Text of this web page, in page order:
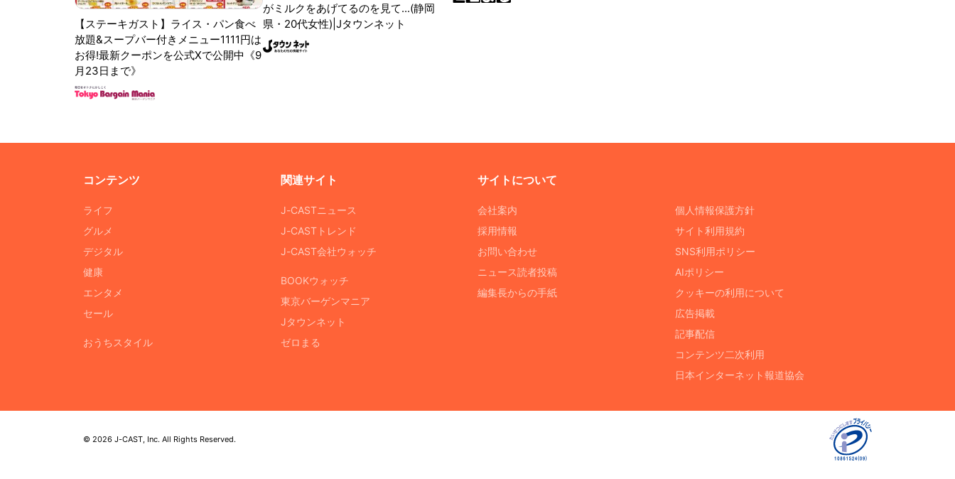
【ステーキガスト】ライス・パン食べ
放題&スープバー付きメニュー1111円は
お得!最新クーポンを公式Xで公開中《9
月23日まで》
がミルクをあげてるのを見て...(静岡
県・20代女性)|Jタウンネット
コンテンツ
ライフ
グルメ
デジタル
健康
エンタメ
セール
おうちスタイル
関連サイト
J-CASTニュース
J-CASTトレンド
J-CAST会社ウォッチ
BOOKウォッチ
東京バーゲンマニア
Jタウンネット
ゼロまる
サイトについて
会社案内
採用情報
お問い合わせ
ニュース読者投稿
編集長からの手紙
個人情報保護方針
サイト利用規約
SNS利用ポリシー
AIポリシー
クッキーの利用について
広告掲載
記事配信
コンテンツ二次利用
日本インターネット報道協会
© 2026 J-CAST, Inc. All Rights Reserved.